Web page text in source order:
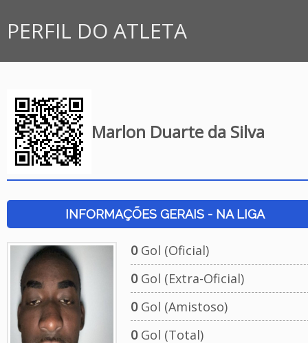
PERFIL DO ATLETA
Marlon Duarte da Silva
INFORMAÇÕES GERAIS - NA LIGA
0Gol (Oficial)
0Gol (Extra-Oficial)
0Gol (Amistoso)
0Gol (Total)